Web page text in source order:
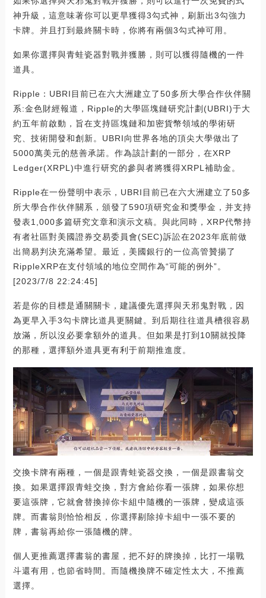
神升級，這意味著你可以更早獲得3勾式神，刷新出3勾強力
卡牌。并且打到最終關卡時，你將有兩個3勾式神可用。
如果你選擇與青蛙瓷器對戰并獲勝，則可以獲得隨機的一件
道具。
Ripple：UBRI目前已在六大洲建立了50多所大學合作伙伴關
系:金色財經報道，Ripple的大學區塊鏈研究計劃(UBRI)于大
約五年前啟動，旨在支持區塊鏈和加密貨幣領域的學術研
究、技術開發和創新。UBRI向世界各地的頂尖大學做出了
5000萬美元的慈善承諾。作為該計劃的一部分，在XRP
Ledger(XRPL)中進行研究的參與者將獲得XRPL補助金。
Ripple在一份聲明中表示，UBRI目前已在六大洲建立了50多
所大學合作伙伴關系，頒發了590項研究金和獎學金，并支持
發表1,000多篇研究文章和演示文稿。與此同時，XRP代幣持
有者社區對美國證券交易委員會(SEC)訴訟在2023年底前做
出簡易判決充滿希望。最近，美國銀行的一位高管贊揚了
RippleXRP在支付領域的地位空間作為“可能的例外”。
[2023/7/8 22:24:45]
若是你的目標是通關關卡，建議優先選擇與天邪鬼對戰，因
為更早入手3勾卡牌比道具更關鍵。到后期往往道具槽很容易
放滿，所以沒必要拿額外的道具。但如果是打到10關就投降
的那種，選擇額外道具更有利于前期推進度。
交換卡牌有兩種，一個是跟青蛙瓷器交換，一個是跟書翁交
換。如果選擇跟青蛙交換，對方會給你看一張牌，如果你想
要這張牌，它就會替換掉你卡組中隨機的一張牌，變成這張
牌。而書翁則恰恰相反，你選擇剔除掉卡組中一張不要的
牌，書翁再給你一張隨機的牌。
個人更推薦選擇書翁的書屋，把不好的牌換掉，比打一場戰
斗還有用，也節省時間。而隨機換牌不確定性太大，不推薦
選擇。